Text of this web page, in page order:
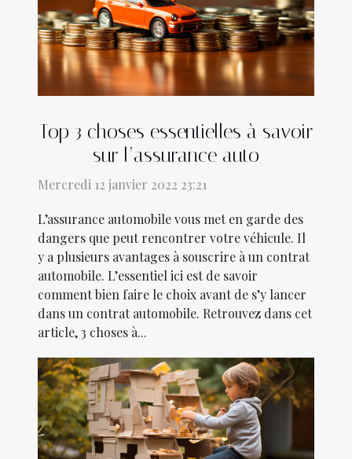
Top 3 choses essentielles à savoir
sur l’assurance auto
Mercredi 12 janvier 2022 23:21
L’assurance automobile vous met en garde des
dangers que peut rencontrer votre véhicule. Il
y a plusieurs avantages à souscrire à un contrat
automobile. L’essentiel ici est de savoir
comment bien faire le choix avant de s’y lancer
dans un contrat automobile. Retrouvez dans cet
article, 3 choses à...